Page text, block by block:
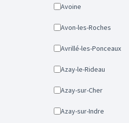
Avoine
Avon-les-Roches
Avrillé-les-Ponceaux
Azay-le-Rideau
Azay-sur-Cher
Azay-sur-Indre